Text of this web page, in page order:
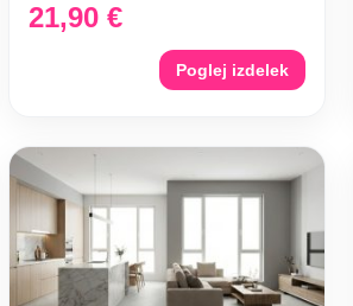
21,90 €
Poglej izdelek